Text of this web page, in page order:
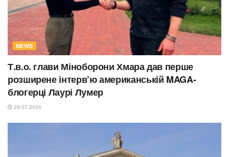
NEWS
Т.в.о. глави Міноборони Хмара дав перше
розширене інтерв’ю американській MAGA-
блогерці Лаурі Лумер
29.07.2026